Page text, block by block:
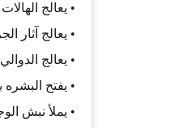
• يعالج
• يعالج آثار
• يعالج
• يفتح
• يملأ نبش